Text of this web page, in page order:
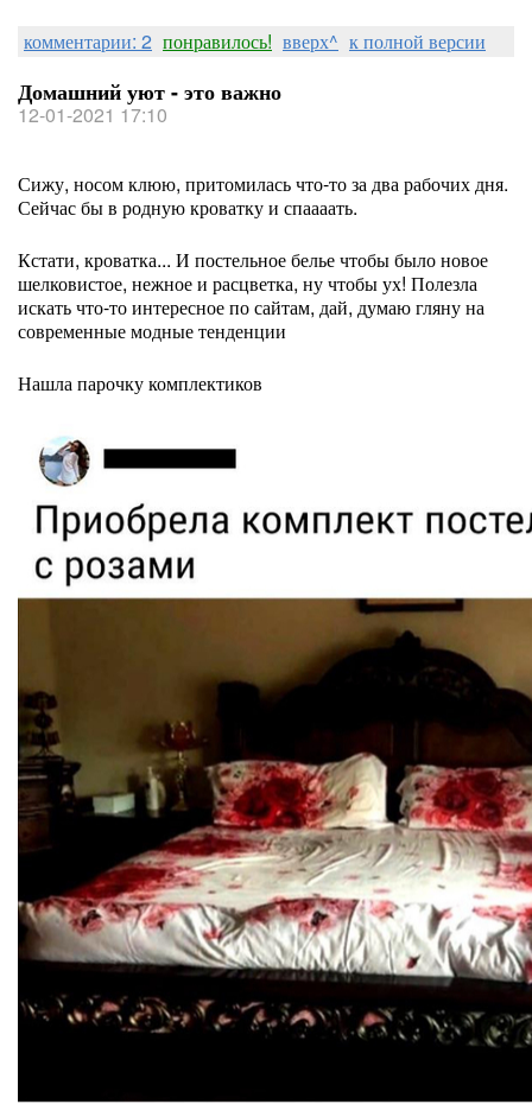
комментарии: 2 понравилось! вверх^ к полной версии
Домашний уют - это важно
12-01-2021 17:10
Сижу, носом клюю, притомилась что-то за два рабочих дня.
Сейчас бы в родную кроватку и спаааать.
Кстати, кроватка... И постельное белье чтобы было новое
шелковистое, нежное и расцветка, ну чтобы ух! Полезла
искать что-то интересное по сайтам, дай, думаю гляну на
современные модные тенденции
Нашла парочку комплектиков